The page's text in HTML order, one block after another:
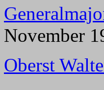
November
Oberst